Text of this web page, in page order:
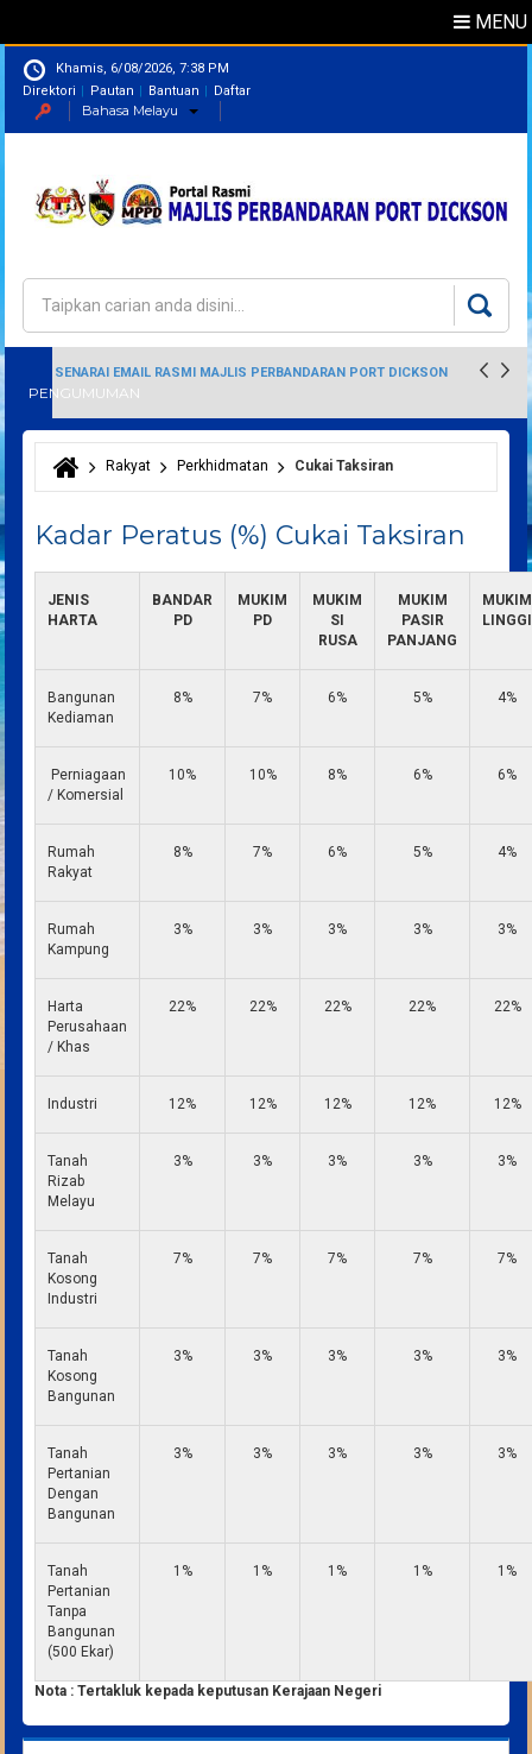
MENU
Khamis, 6/08/2026, 7:38 PM
Direktori
Pautan Bantuan Daftar
Bahasa Melayu
Borang carian
PENGUMUMAN
SENARAI EMAIL RASMI MAJLIS PERBANDARAN PORT DICKSON
Anda di sini
Rakyat Perkhidmatan Cukai Taksiran
Kadar Peratus (%) Cukai Taksiran
JENIS
HARTA
BANDAR
PD
MUKIM
PD
MUKIM
SI
RUSA
MUKIM
PASIR
PANJANG
MUKIM
LINGGI
Bangunan
Kediaman
8% 7% 6% 5% 4%
Perniagaan
/ Komersial
10% 10% 8% 6% 6%
Rumah
Rakyat
8% 7% 6% 5% 4%
Rumah
Kampung
3% 3% 3% 3% 3%
Harta
Perusahaan
/ Khas
22% 22% 22% 22% 22%
Industri 12% 12% 12% 12% 12%
Tanah
Rizab
Melayu
3% 3% 3% 3% 3%
Tanah
Kosong
Industri
7% 7% 7% 7% 7%
Tanah
Kosong
Bangunan
3% 3% 3% 3% 3%
Tanah
Pertanian
Dengan
Bangunan
3% 3% 3% 3% 3%
Tanah
Pertanian
Tanpa
Bangunan
(500 Ekar)
1% 1% 1% 1% 1%
Nota : Tertakluk kepada keputusan Kerajaan Negeri